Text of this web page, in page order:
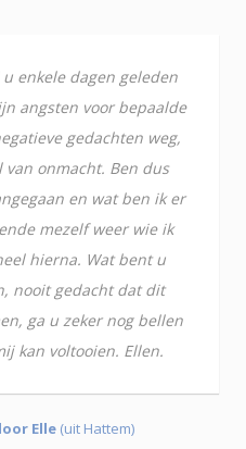
enkele dagen geleden
angsten voor bepaalde
gedachten weg,
onmacht. Ben dus
en wat ben ik er
mezelf weer wie ik
hierna. Wat bent u
nooit gedacht dat dit
ga u zeker nog bellen
kan voltooien. Ellen.
Elle (uit Hattem)